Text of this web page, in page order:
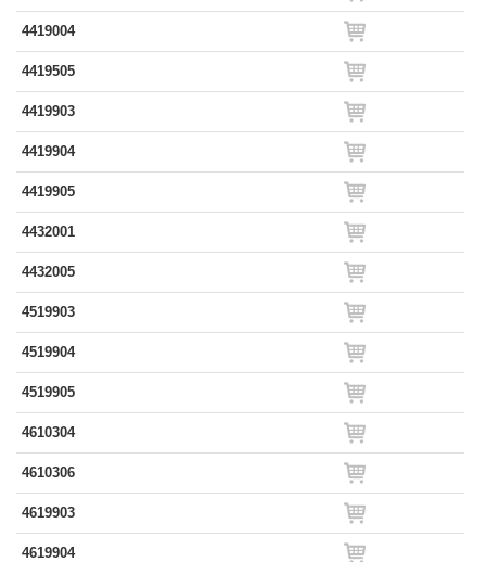
4419004
4419505
4419903
4419904
4419905
4432001
4432005
4519903
4519904
4519905
4610304
4610306
4619903
4619904